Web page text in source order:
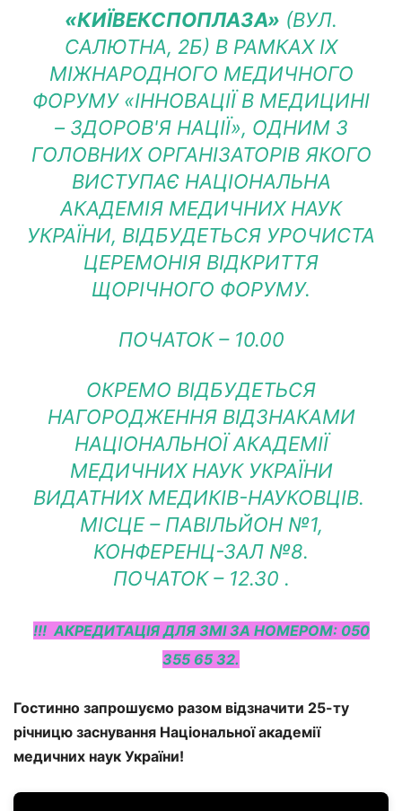
«КИЇВЕКСПОПЛАЗА» (ВУЛ.
САЛЮТНА, 2Б) В РАМКАХ IX
МІЖНАРОДНОГО МЕДИЧНОГО
ФОРУМУ «ІННОВАЦІЇ В МЕДИЦИНІ
– ЗДОРОВ'Я НАЦІЇ», ОДНИМ З
ГОЛОВНИХ ОРГАНІЗАТОРІВ ЯКОГО
ВИСТУПАЄ НАЦІОНАЛЬНА
АКАДЕМІЯ МЕДИЧНИХ НАУК
УКРАЇНИ, ВІДБУДЕТЬСЯ УРОЧИСТА
ЦЕРЕМОНІЯ ВІДКРИТТЯ
ЩОРІЧНОГО ФОРУМУ.
ПОЧАТОК – 10.00
ОКРЕМО ВІДБУДЕТЬСЯ
НАГОРОДЖЕННЯ ВІДЗНАКАМИ
НАЦІОНАЛЬНОЇ АКАДЕМІЇ
МЕДИЧНИХ НАУК УКРАЇНИ
ВИДАТНИХ МЕДИКІВ-НАУКОВЦІВ.
МІСЦЕ – ПАВІЛЬЙОН №1,
КОНФЕРЕНЦ-ЗАЛ №8.
ПОЧАТОК – 12.30 .
!!! АКРЕДИТАЦІЯ ДЛЯ ЗМІ ЗА НОМЕРОМ: 050
355 65 32.
Гостинно запрошуємо разом відзначити 25-ту
річницю заснування Національної академії
медичних наук України!